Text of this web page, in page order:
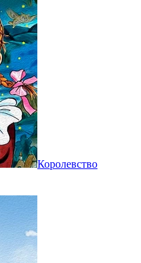
Королевство